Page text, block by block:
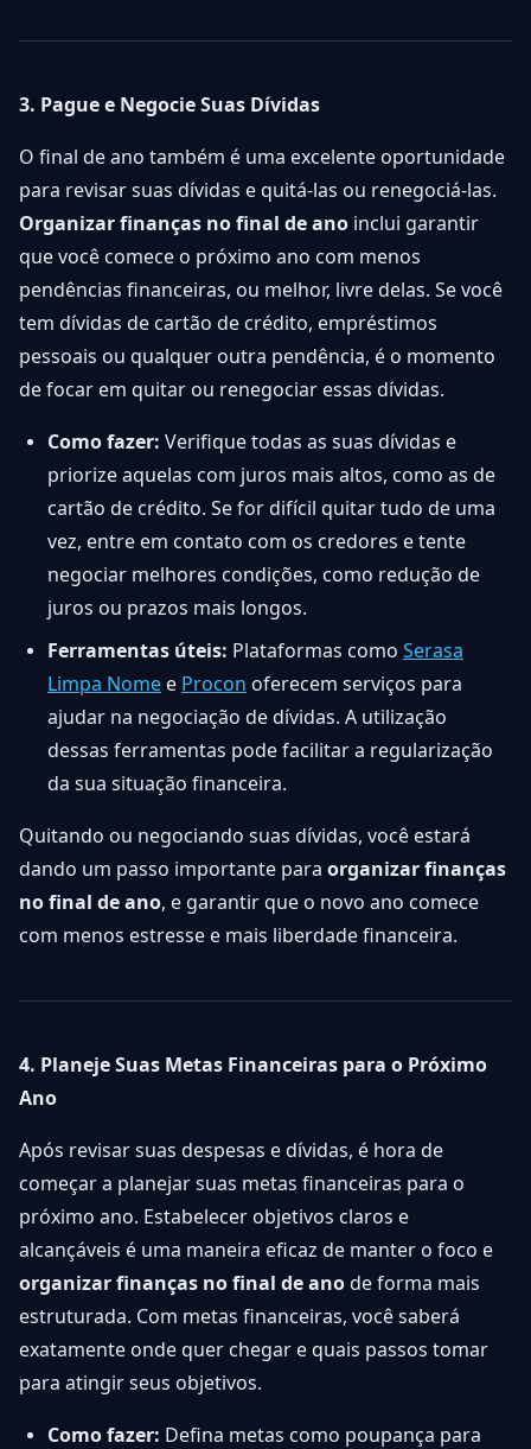
3. Pague e Negocie Suas Dívidas
O final de ano também é uma excelente oportunidade
para revisar suas dívidas e quitá-las ou renegociá-las.
Organizar finanças no final de ano inclui garantir
que você comece o próximo ano com menos
pendências financeiras, ou melhor, livre delas. Se você
tem dívidas de cartão de crédito, empréstimos
pessoais ou qualquer outra pendência, é o momento
de focar em quitar ou renegociar essas dívidas.
Como fazer: Verifique todas as suas dívidas e
priorize aquelas com juros mais altos, como as de
cartão de crédito. Se for difícil quitar tudo de uma
vez, entre em contato com os credores e tente
negociar melhores condições, como redução de
juros ou prazos mais longos.
Ferramentas úteis: Plataformas como Serasa
Limpa Nome e Procon oferecem serviços para
ajudar na negociação de dívidas. A utilização
dessas ferramentas pode facilitar a regularização
da sua situação financeira.
Quitando ou negociando suas dívidas, você estará
dando um passo importante para organizar finanças
no final de ano, e garantir que o novo ano comece
com menos estresse e mais liberdade financeira.
4. Planeje Suas Metas Financeiras para o Próximo
Ano
Após revisar suas despesas e dívidas, é hora de
começar a planejar suas metas financeiras para o
próximo ano. Estabelecer objetivos claros e
alcançáveis é uma maneira eficaz de manter o foco e
organizar finanças no final de ano de forma mais
estruturada. Com metas financeiras, você saberá
exatamente onde quer chegar e quais passos tomar
para atingir seus objetivos.
Como fazer: Defina metas como poupança para